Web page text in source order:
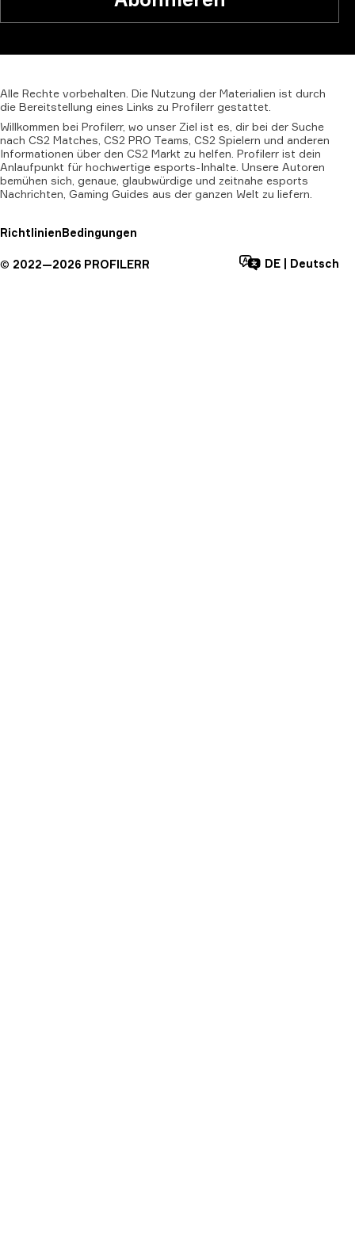
Alle Rechte vorbehalten. Die Nutzung der Materialien ist durch
die Bereitstellung eines Links zu Profilerr gestattet.
Willkommen bei Profilerr, wo unser Ziel ist es, dir bei der Suche
nach CS2 Matches, CS2 PRO Teams, CS2 Spielern und anderen
Informationen über den CS2 Markt zu helfen. Profilerr ist dein
Anlaufpunkt für hochwertige esports-Inhalte. Unsere Autoren
bemühen sich, genaue, glaubwürdige und zeitnahe esports
Nachrichten, Gaming Guides aus der ganzen Welt zu liefern.
RichtlinienBedingungen
© 2022—2026 PROFILERR DE Deutsch